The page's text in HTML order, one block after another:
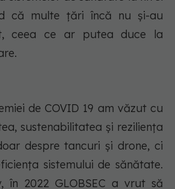
că multe țări încă nu și-au
ceea ce ar putea duce la
de COVID 19 am văzut cu
sustenabilitatea și reziliența
despre tancuri și drone, ci
sistemului de sănătate.
în 2022 GLOBSEC a vrut să